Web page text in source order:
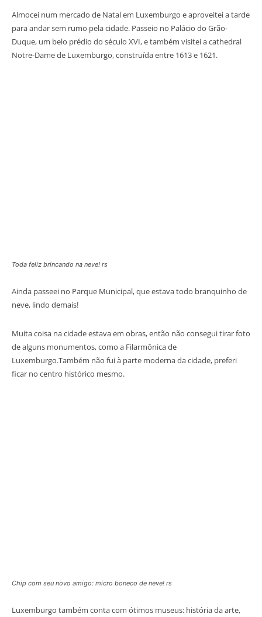
Almocei num mercado de Natal em Luxemburgo e aproveitei a tarde
para andar sem rumo pela cidade. Passeio no Palácio do Grão-
Duque, um belo prédio do século XVI, e também visitei a cathedral
Notre-Dame de Luxemburgo, construída entre 1613 e 1621.
Toda feliz brincando na neve! rs
Ainda passeei no Parque Municipal, que estava todo branquinho de
neve, lindo demais!
Muita coisa na cidade estava em obras, então não consegui tirar foto
de alguns monumentos, como a Filarmônica de
Luxemburgo.Também não fui à parte moderna da cidade, preferi
ficar no centro histórico mesmo.
Chip com seu novo amigo: micro boneco de neve! rs
Luxemburgo também conta com ótimos museus: história da arte,